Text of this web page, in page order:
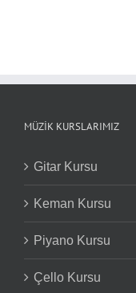
MÜZIK KURSLARIMIZ
Gitar Kursu
Keman Kursu
Piyano Kursu
Çello Kursu